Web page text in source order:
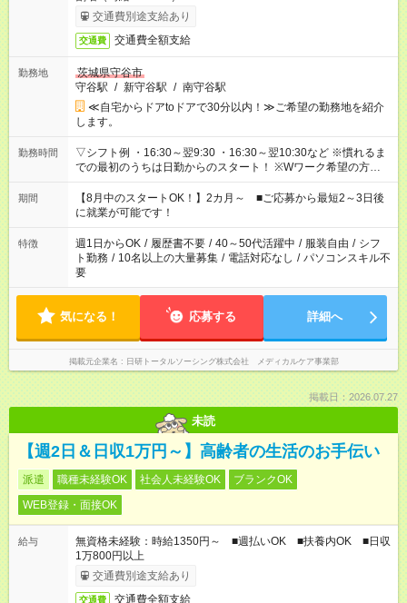
交通費別途支給あり
交通費 交通費全額支給
勤務地
茨城県守谷市
守谷駅 / 新守谷駅 / 南守谷駅
≪自宅からドアtoドアで30分以内！≫ご希望の勤務地を紹介
します。
勤務時間
▽シフト例 ・16:30～翌9:30 ・16:30～翌10:30など ※慣れるま
での最初のうちは日勤からのスタート！ ※Wワーク希望の方へ
複数就業の場合は、合計40時間以内。
期間
【8月中のスタートOK！】2カ月～ ■ご応募から最短2～3日後
に就業が可能です！
特徴 週1日からOK / 履歴書不要 / 40～50代活躍中 / 服装自由 / シフ
ト勤務 / 10名以上の大量募集 / 電話対応なし / パソコンスキル不
要
気になる！ 応募する 詳細へ
掲載元企業名 日研トータルソーシング株式会社 メディカルケア事業部
掲載日：2026.07.27
未読
【週2日＆日収1万円～】高齢者の生活のお手伝い
派遣 職種未経験OK 社会人未経験OK
ブランクOK
WEB登録・面接OK
給与
無資格未経験：時給1350円～ ■週払いOK ■扶養内OK ■日収
1万800円以上
交通費別途支給あり
交通費 交通費全額支給